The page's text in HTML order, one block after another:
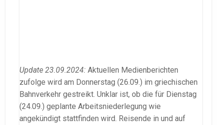
Update 23.09.2024: Aktuellen Medienberichten
zufolge wird am Donnerstag (26.09.) im griechischen
Bahnverkehr gestreikt. Unklar ist, ob die für Dienstag
(24.09.) geplante Arbeitsniederlegung wie
angekündigt stattfinden wird. Reisende in und auf